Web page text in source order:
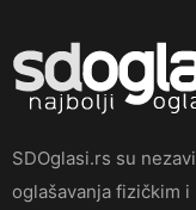
SDOglasi.rs su
oglašavanja fizičkim